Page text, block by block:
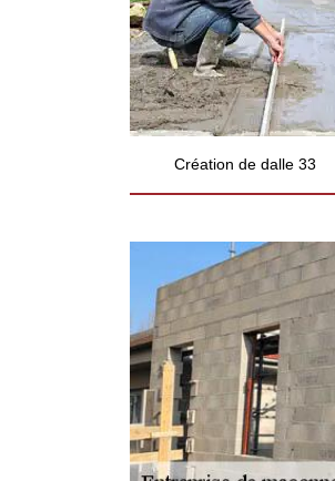
Création de dalle 33